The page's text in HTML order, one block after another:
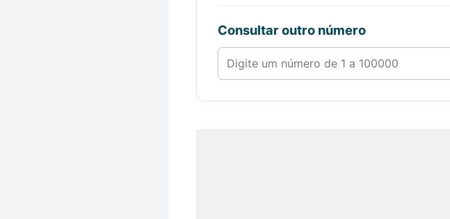
Consultar outro número
Número de 1 a 100000